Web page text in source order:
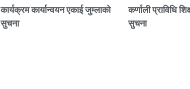
कार्यक्रम कार्यान्वयन एकाई जुम्लाको
सुचना
कर्णाली प्राविधि
सुचना